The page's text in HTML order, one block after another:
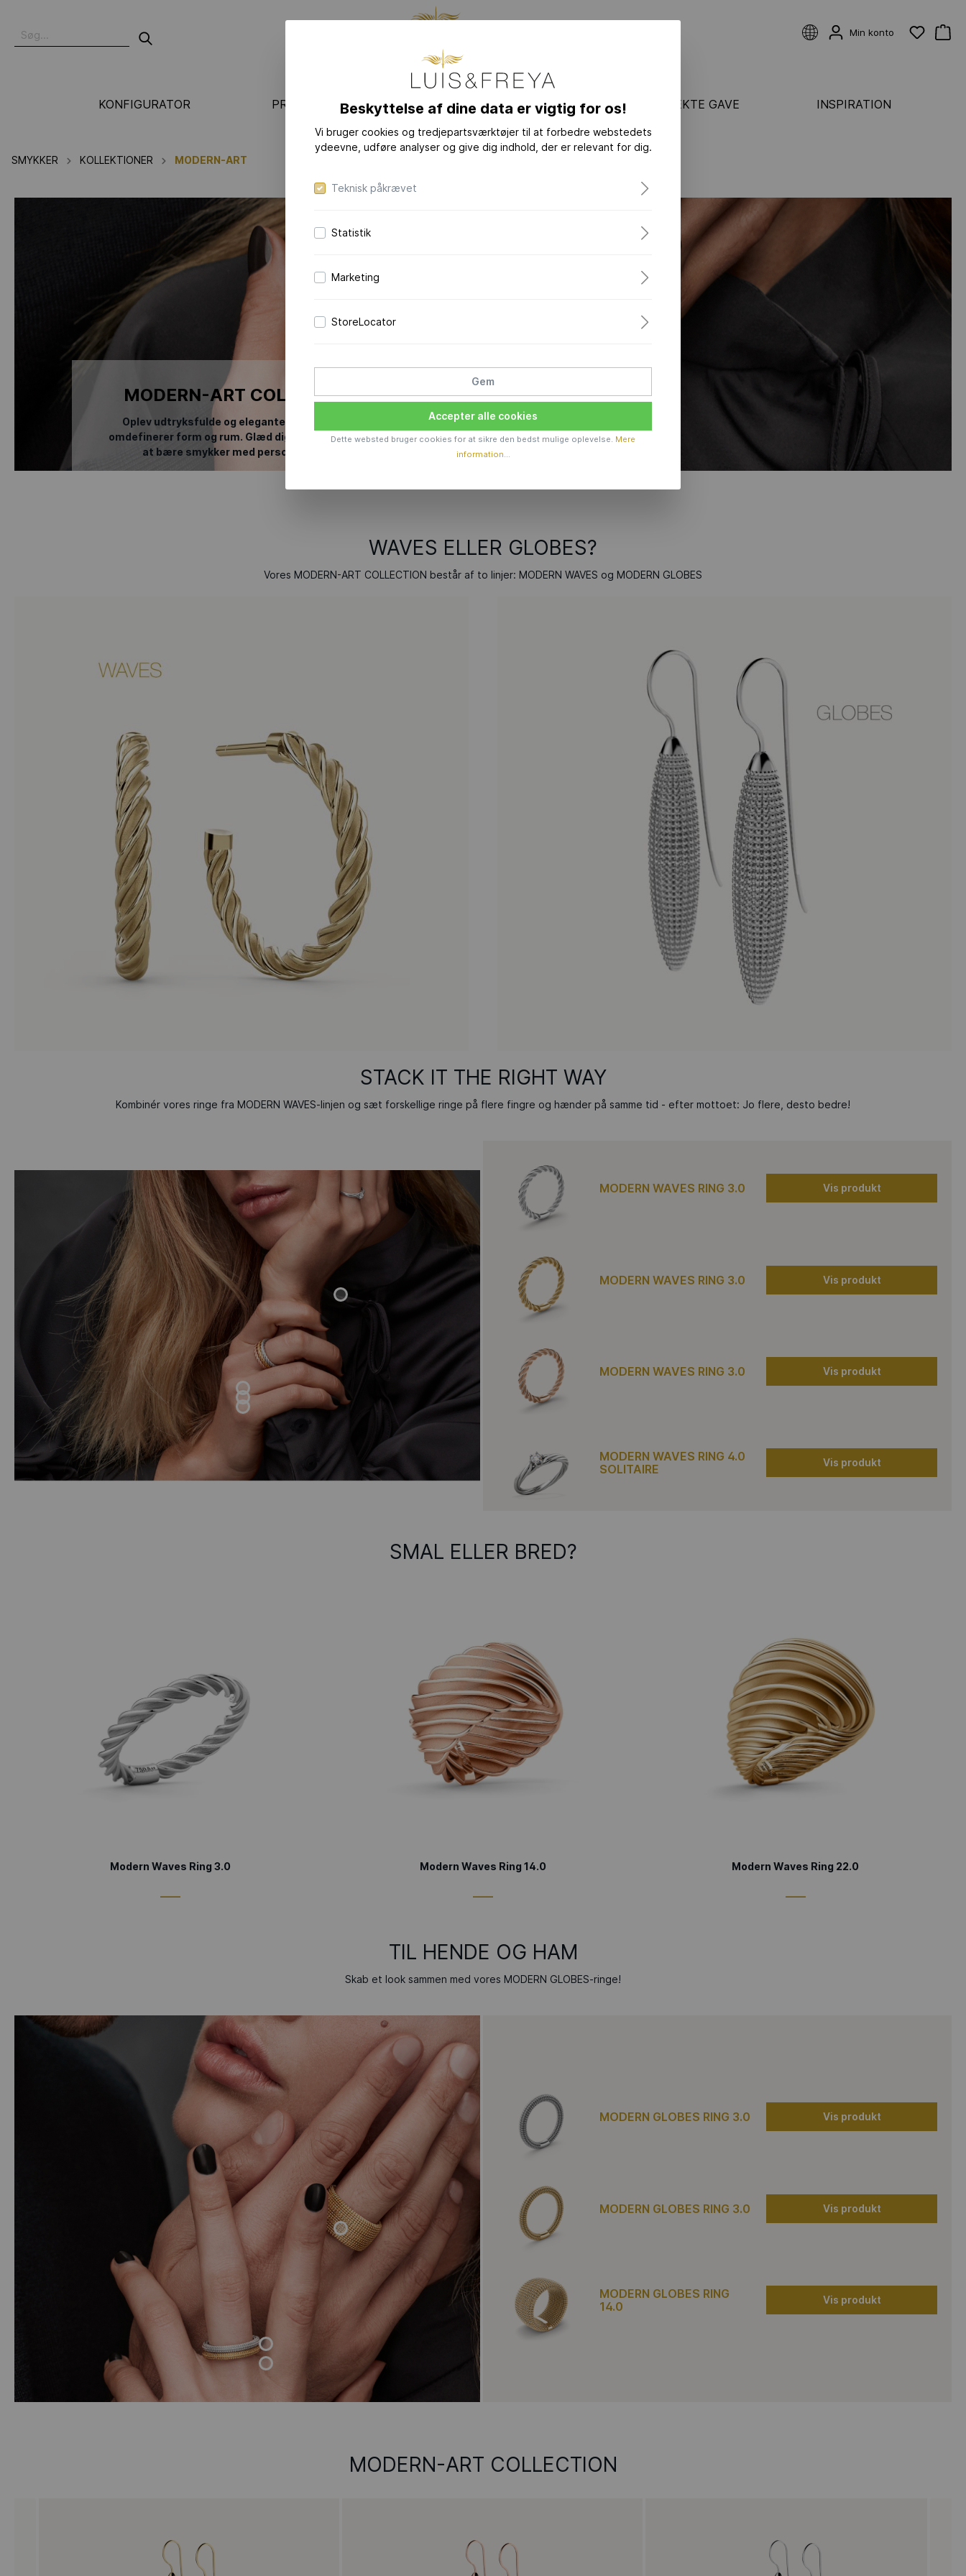
Min konto
KONFIGURATOR PRODUKTION SMYKKER DEN PERFEKTE GAVE INSPIRATION
NYHEDER KOLLEKTIONER
LOVE-LETTER MASTER
DAZZLING-DIAMONDS FLEX
CERAMIC-PEARLS-
Armbånd
Vedhæng & halskæder
SMYKKER KOLLEKTIONER MODERN-ART
MODERN-ART COLLECTION
Oplev udtryksfulde og elegante kreationer, der
omdefinerer form og rum. Glæd dig til den nye måde
at bære smykker med personlighed på.
WAVES ELLER GLOBES?
Vores MODERN-ART COLLECTION består af to linjer: MODERN WAVES og MODERN GLOBES
STACK IT THE RIGHT WAY
Kombinér vores ringe fra MODERN WAVES-linjen og sæt forskellige ringe på flere fingre og hænder på samme tid - efter mottoet: Jo flere, desto bedre!
MODERN WAVES RING 3.0 Vis produkt
MODERN WAVES RING 3.0 Vis produkt
MODERN WAVES RING 3.0 Vis produkt
MODERN WAVES RING 4.0
SOLITAIRE
Vis produkt
SMAL ELLER BRED?
Modern Waves Ring 3.0 Modern Waves Ring 14.0 Modern Waves Ring 22.0
TIL HENDE OG HAM
Skab et look sammen med vores MODERN GLOBES-ringe!
MODERN GLOBES RING 3.0 Vis produkt
MODERN GLOBES RING 3.0 Vis produkt
MODERN GLOBES RING
14.0
Vis produkt
MODERN-ART COLLECTION
Beskyttelse af dine data er vigtig for os!
Vi bruger cookies og tredjepartsværktøjer til at forbedre webstedets
ydeevne, udføre analyser og give dig indhold, der er relevant for dig.
Teknisk påkrævet
Statistik
Marketing
StoreLocator
Gem
Accepter alle cookies
Dette websted bruger cookies for at sikre den bedst mulige oplevelse. Mere
information...